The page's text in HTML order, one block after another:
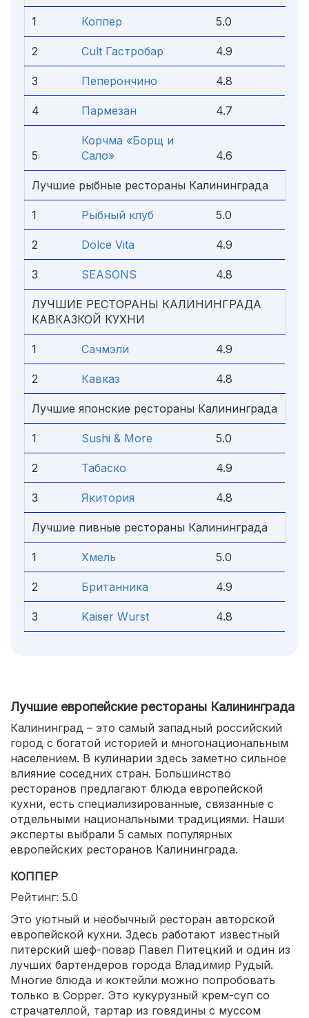
1 Коппер 5.0
2 Cult Гастробар 4.9
3 Пеперончино 4.8
4 Пармезан 4.7
5
Корчма «Борщ и
Сало»
4.6
Лучшие рыбные рестораны Калининграда
1 Рыбный клуб 5.0
2 Dolce Vita 4.9
3 SEASONS 4.8
ЛУЧШИЕ РЕСТОРАНЫ КАЛИНИНГРАДА
КАВКАЗКОЙ КУХНИ
1 Сачмэли 4.9
2 Кавказ 4.8
Лучшие японские рестораны Калининграда
1 Sushi & More 5.0
2 Табаско 4.9
3 Якитория 4.8
Лучшие пивные рестораны Калининграда
1 Хмель 5.0
2 Британника 4.9
3 Kaiser Wurst 4.8
Лучшие европейские рестораны Калининграда
Калининград – это самый западный российский
город с богатой историей и многонациональным
населением. В кулинарии здесь заметно сильное
влияние соседних стран. Большинство
ресторанов предлагают блюда европейской
кухни, есть специализированные, связанные с
отдельными национальными традициями. Наши
эксперты выбрали 5 самых популярных
европейских ресторанов Калининграда.
КОППЕР
Рейтинг: 5.0
Это уютный и необычный ресторан авторской
европейской кухни. Здесь работают известный
питерский шеф-повар Павел Питецкий и один из
лучших бартендеров города Владимир Рудый.
Многие блюда и коктейли можно попробовать
только в Copper. Это кукурузный крем-суп со
страчателлой, тартар из говядины с муссом